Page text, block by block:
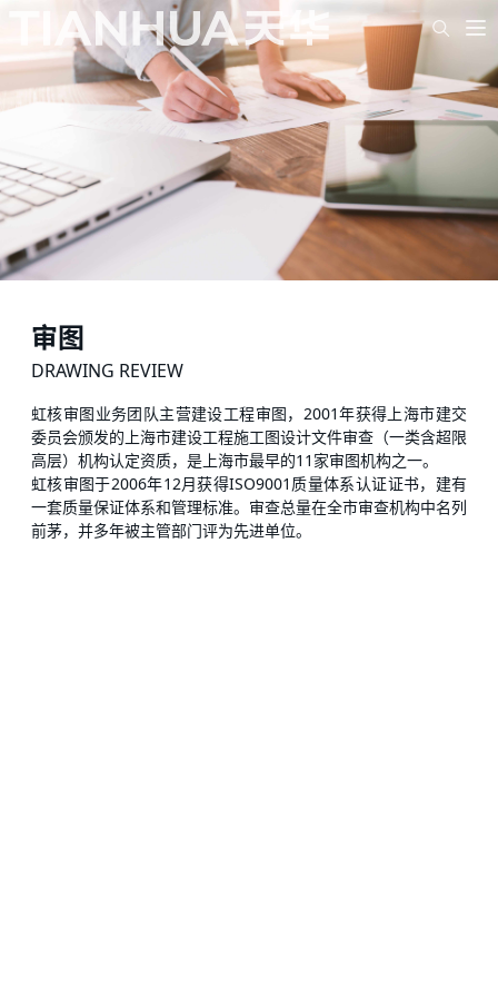
审图
DRAWING REVIEW
虹核审图业务团队主营建设工程审图，2001年获得上海市建交
委员会颁发的上海市建设工程施工图设计文件审查（一类含超限
高层）机构认定资质，是上海市最早的11家审图机构之一。
虹核审图于2006年12月获得ISO9001质量体系认证证书，建有
一套质量保证体系和管理标准。审查总量在全市审查机构中名列
前茅，并多年被主管部门评为先进单位。